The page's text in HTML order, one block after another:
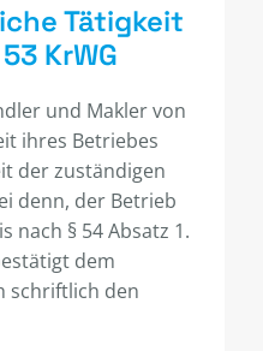
Tätigkeit
KrWG
und Makler von
ihres Betriebes
der zuständigen
denn, der Betrieb
nach § 54 Absatz 1.
dem
schriftlich den